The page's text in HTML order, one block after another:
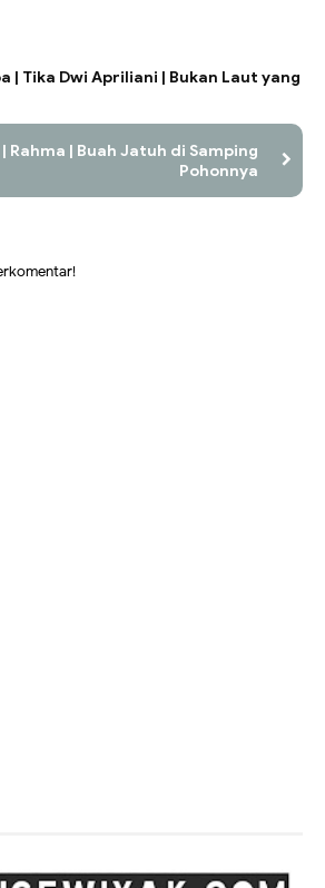
| Tika Dwi Apriliani | Bukan Laut yang
Rahma | Buah Jatuh di Samping
Pohonnya